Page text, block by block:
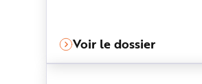
Voir le dossier